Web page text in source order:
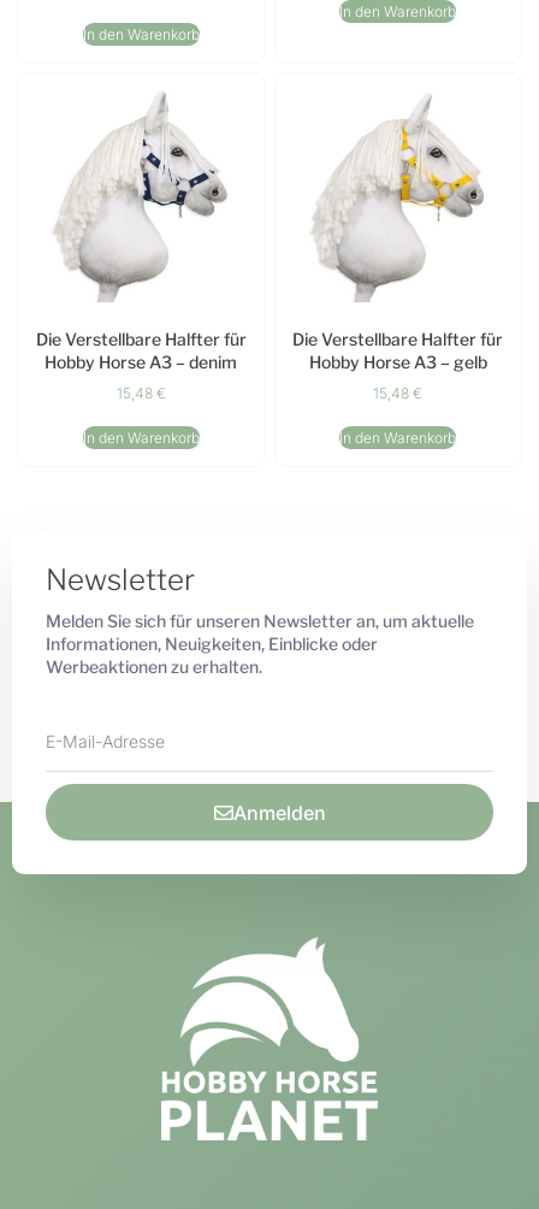
In den Warenkorb
In den Warenkorb
Die Verstellbare Halfter für
Hobby Horse A3 – denim
15,48 €
In den Warenkorb
Die Verstellbare Halfter für
Hobby Horse A3 – gelb
15,48€
In den Warenkorb
Newsletter
Melden Sie sich für unseren Newsletter an, um aktuelle
Informationen, Neuigkeiten, Einblicke oder
Werbeaktionen zu erhalten.
Anmelden